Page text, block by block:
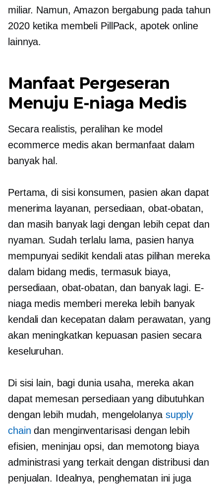
miliar. Namun, Amazon bergabung pada tahun
2020 ketika membeli PillPack, apotek online
lainnya.
Manfaat Pergeseran
Menuju E-niaga Medis
Secara realistis, peralihan ke model
ecommerce medis akan bermanfaat dalam
banyak hal.
Pertama, di sisi konsumen, pasien akan dapat
menerima layanan, persediaan, obat-obatan,
dan masih banyak lagi dengan lebih cepat dan
nyaman. Sudah terlalu lama, pasien hanya
mempunyai sedikit kendali atas pilihan mereka
dalam bidang medis, termasuk biaya,
persediaan, obat-obatan, dan banyak lagi. E-
niaga medis memberi mereka lebih banyak
kendali dan kecepatan dalam perawatan, yang
akan meningkatkan kepuasan pasien secara
keseluruhan.
Di sisi lain, bagi dunia usaha, mereka akan
dapat memesan persediaan yang dibutuhkan
dengan lebih mudah, mengelolanya supply
chain dan menginventarisasi dengan lebih
efisien, meninjau opsi, dan memotong biaya
administrasi yang terkait dengan distribusi dan
penjualan. Idealnya, penghematan ini juga